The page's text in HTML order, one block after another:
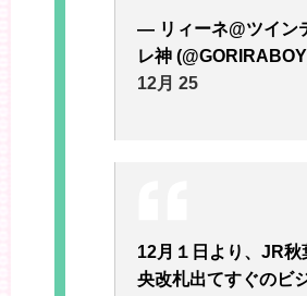
— リィーネ@ツイン
レ神
12月 25
12月１日より、JR秋
央改札出てすぐのビ